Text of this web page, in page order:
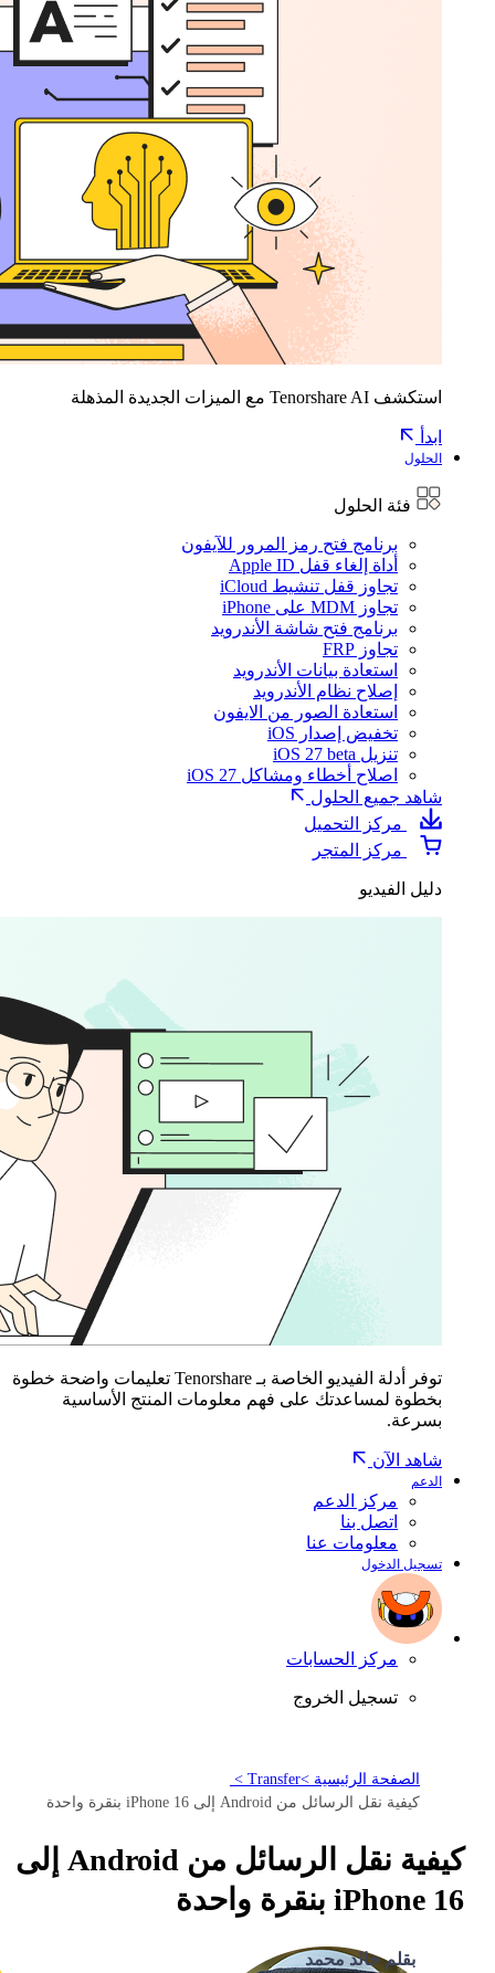
استكشف Tenorshare AI مع الميزات الجديدة المذهلة
ابدأ
الحلول
فئة الحلول
برنامج فتح رمز المرور للآيفون
أداة إلغاء قفل Apple ID
تجاوز قفل تنشيط iCloud
تجاوز MDM على iPhone
برنامج فتح شاشة الأندرويد
تجاوز FRP
استعادة بيانات الأندرويد
إصلاح نظام الأندرويد
استعادة الصور من الايفون
تخفيض إصدار iOS
تنزيل iOS 27 beta
اصلاح أخطاء ومشاكل iOS 27
شاهد جميع الحلول
مركز التحميل
مركز المتجر
دليل الفيديو
توفر أدلة الفيديو الخاصة بـ Tenorshare تعليمات واضحة خطوة
بخطوة لمساعدتك على فهم معلومات المنتج الأساسية
بسرعة.
شاهد الآن
الدعم
مركز الدعم
اتصل بنا
معلومات عنا
تسجيل الدخول
مركز الحسابات
تسجيل الخروج
الصفحة الرئيسية >Transfer >
كيفية نقل الرسائل من Android إلى iPhone 16 بنقرة واحدة
كيفية نقل الرسائل من Android إلى
iPhone 16 بنقرة واحدة
بقلم خالد محمد